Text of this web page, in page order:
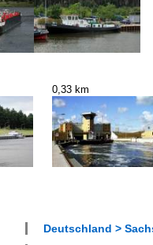
0,33 km
Deutschland >